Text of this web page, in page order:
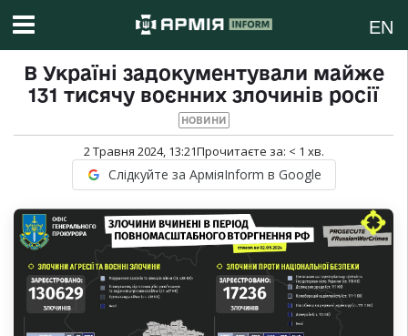
EN
В Україні задокументували майже
131 тисячу воєнних злочинів росії
НОВИНИ
2 Травня 2024, 13:21Прочитаєте за: < 1 хв.
Слідкуйте за АрміяInform в Google